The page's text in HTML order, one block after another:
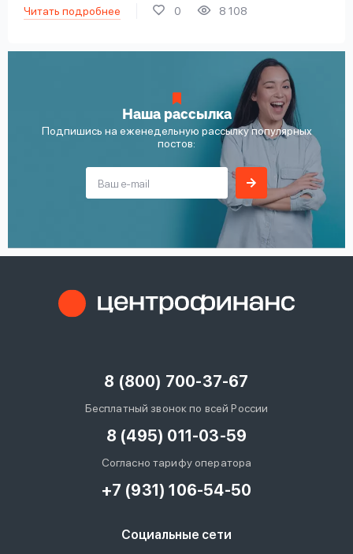
Читать подробнее 0 8 108
Наша рассылка
Подпишись на еженедельную рассылку популярных
постов:
8 (800) 700-37-67
Бесплатный звонок по всей России
8 (495) 011-03-59
Согласно тарифу оператора
+7 (931) 106-54-50
Социальные сети